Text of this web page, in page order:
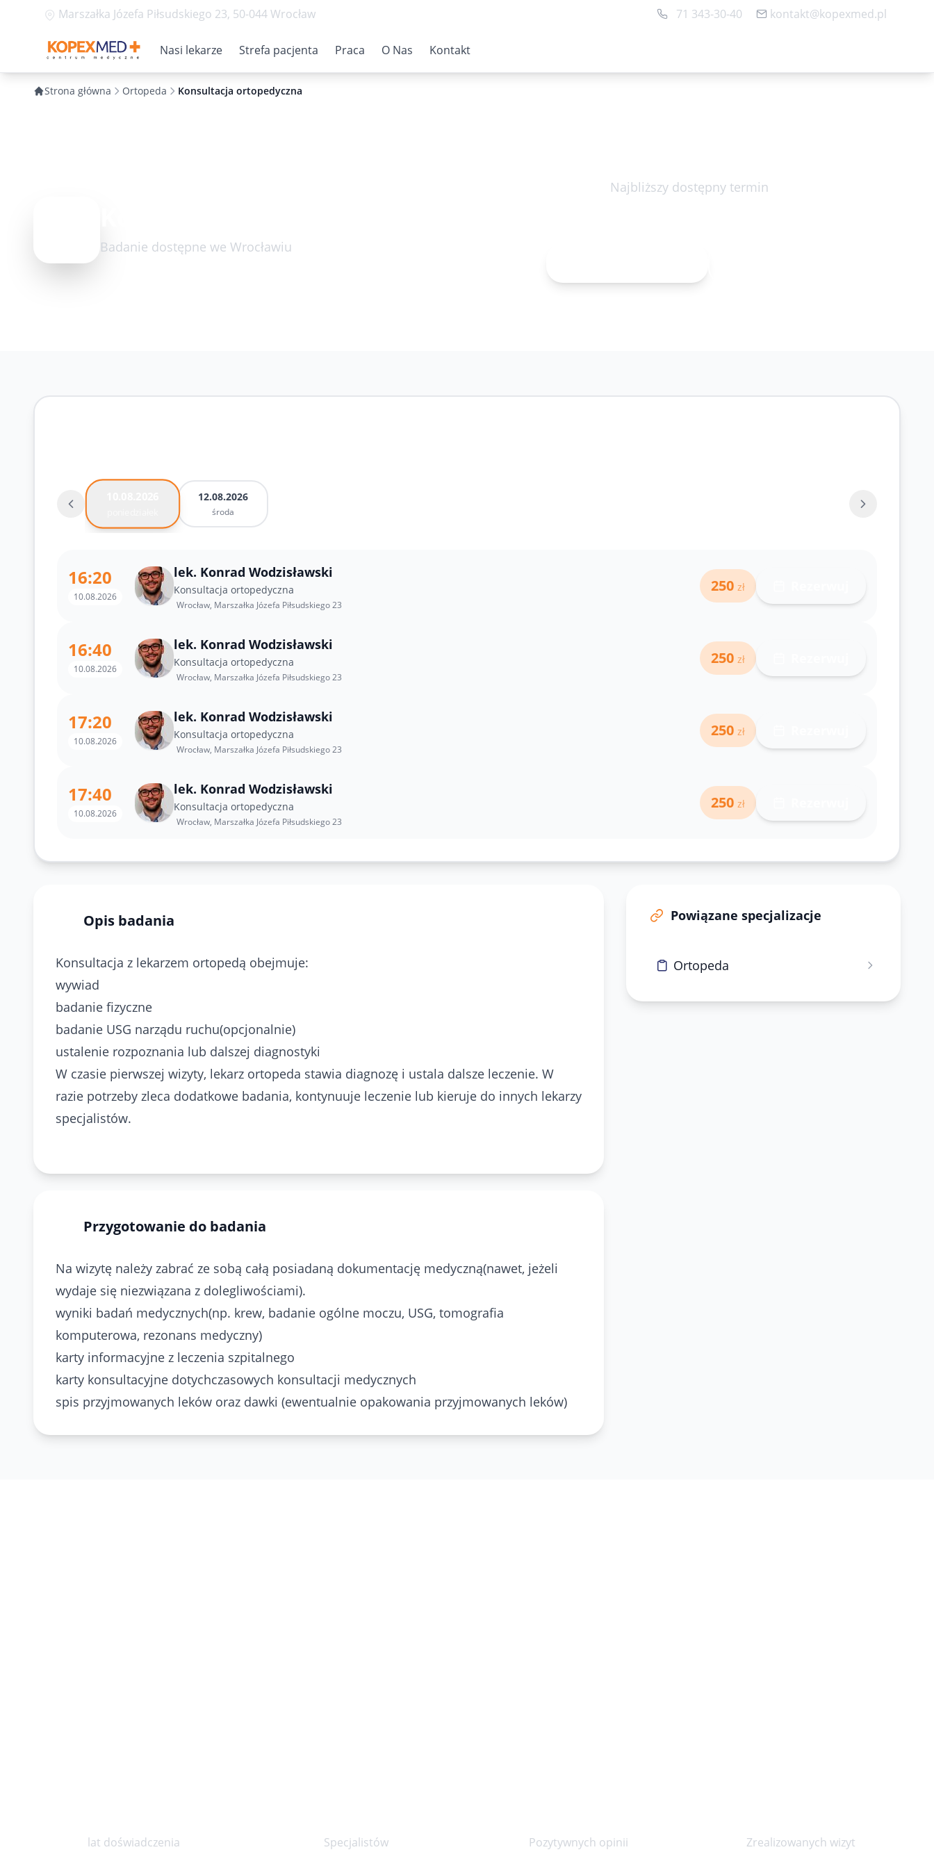
Marszałka Józefa Piłsudskiego 23, 50-044 Wrocław 71 343-30-40 kontakt@kopexmed.pl
Nasi lekarze Strefa pacjenta Praca O Nas Kontakt
Strona główna Ortopeda Konsultacja ortopedyczna
Badanie dostępne we Wrocławiu
Najbliższy dostępny termin
12.08.2026
środa
16:20
10.08.2026
lek. Konrad Wodzisławski
Konsultacja ortopedyczna
Wrocław, Marszałka Józefa Piłsudskiego 23
250 zł
16:40
10.08.2026
lek. Konrad Wodzisławski
Konsultacja ortopedyczna
Wrocław, Marszałka Józefa Piłsudskiego 23
250 zł
17:20
10.08.2026
lek. Konrad Wodzisławski
Konsultacja ortopedyczna
Wrocław, Marszałka Józefa Piłsudskiego 23
250 zł
17:40
10.08.2026
lek. Konrad Wodzisławski
Konsultacja ortopedyczna
Wrocław, Marszałka Józefa Piłsudskiego 23
250 zł
Opis badania
Konsultacja z lekarzem ortopedą obejmuje:
wywiad
badanie fizyczne
badanie USG narządu ruchu(opcjonalnie)
ustalenie rozpoznania lub dalszej diagnostyki
W czasie pierwszej wizyty, lekarz ortopeda stawia diagnozę i ustala dalsze leczenie. W
razie potrzeby zleca dodatkowe badania, kontynuuje leczenie lub kieruje do innych lekarzy
specjalistów.
Przygotowanie do badania
Na wizytę należy zabrać ze sobą całą posiadaną dokumentację medyczną(nawet, jeżeli
wydaje się niezwiązana z dolegliwościami).
wyniki badań medycznych(np. krew, badanie ogólne moczu, USG, tomografia
komputerowa, rezonans medyczny)
karty informacyjne z leczenia szpitalnego
karty konsultacyjne dotychczasowych konsultacji medycznych
spis przyjmowanych leków oraz dawki (ewentualnie opakowania przyjmowanych leków)
Powiązane specjalizacje
Ortopeda
lat doświadczenia Specjalistów Pozytywnych opinii Zrealizowanych wizyt